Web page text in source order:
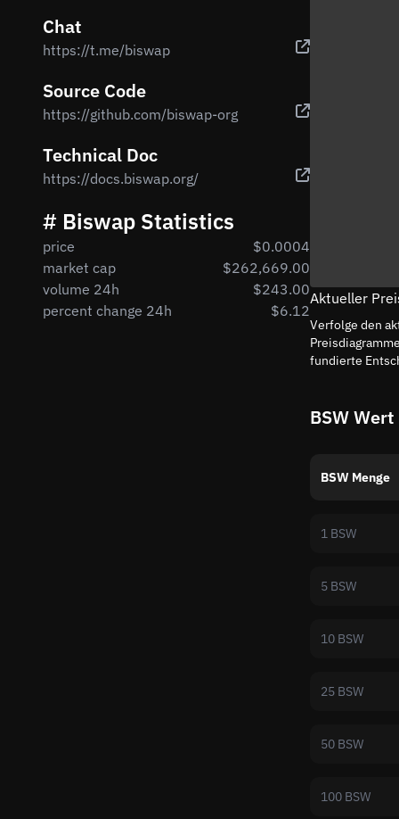
Chat
https://t.me/biswap
Source Code
https://github.com/biswap-org
Technical Doc
https://docs.biswap.org/
# Biswap Statistics
price
$0.0004
market cap
$262,669.00
volume 24h
$243.00
percent change 24h
$6.12
Aktueller
Verfolge den
fundierte
BSW
BSW Menge
1 BSW
5 BSW
10 BSW
25 BSW
50 BSW
100 BSW